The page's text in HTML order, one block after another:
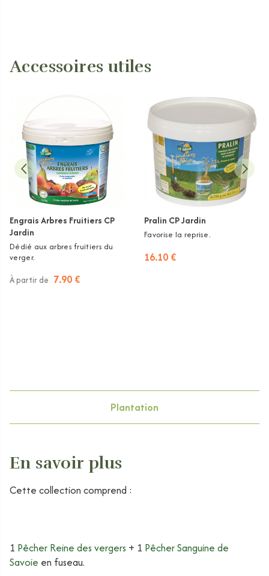
Accessoires utiles
Engrais Arbres Fruitiers CP
Jardin
Dédié aux arbres fruitiers du
verger.
À partir de 7.90 €
Pralin CP Jardin
Favorise la reprise.
16.10 €
Plantation
En savoir plus
Cette collection comprend :
1 Pêcher Reine des vergers + 1 Pêcher Sanguine de
Savoie en fuseau.